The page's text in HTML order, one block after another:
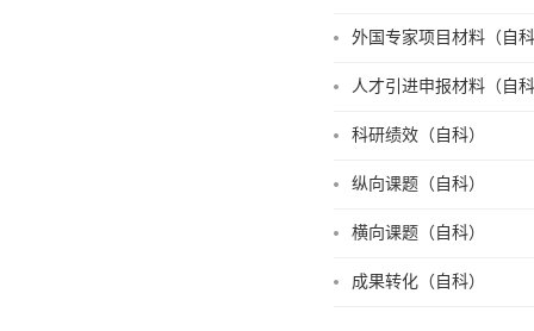
外国专家项目材料（自
人才引进申报材料（自
科研绩效（自科）
纵向课题（自科）
横向课题（自科）
成果转化（自科）